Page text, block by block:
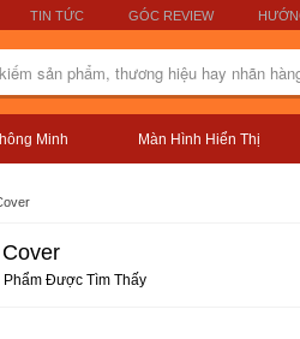
TIN TỨC GÓC REVIEW
Minh Màn Hình Hiển Thị
Phẩm Được Tìm Thấy